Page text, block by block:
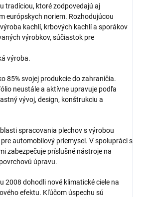
tradíciou, ktoré zodpovedajú aj
európskych noriem. Rozhodujúcou
kachlí, krbových kachlí a sporákov
výrobkov, súčiastok pre
výroba.
85% svojej produkcie do zahraničia.
neustále a aktívne upravuje podľa
vývoj, design, konštrukciu a
spracovania plechov s výrobou
automobilový priemysel. V spolupráci s
zabezpečuje príslušné nástroje na
úpravu.
2008 dohodli nové klimatické ciele na
efektu. Kľúčom úspechu sú